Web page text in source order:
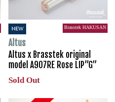
NEW Brasstek HAKUSAN
Altus
Altus x Brasstek original
model A907RE Rose LIP”G”
Sold Out